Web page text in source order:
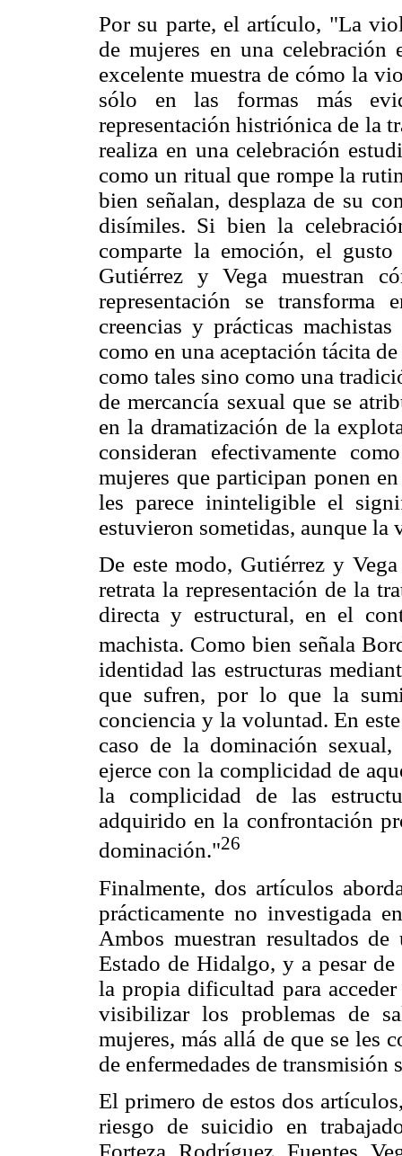
Por su parte, el artículo, "La
de mujeres en una
excelente muestra de cómo la
sólo en las formas más
representación histriónica de la
realiza en una celebración
como un ritual que rompe la
bien señalan, desplaza de su
disímiles. Si bien la
comparte la emoción, el
Gutiérrez y Vega muestran
representación se
creencias y prácticas
como en una aceptación tácita
como tales sino como una
de mercancía sexual que se
en la dramatización de la
consideran efectivamente
mujeres que participan ponen
les parece ininteligible el
estuvieron sometidas, aunque la
De este modo, Gutiérrez y
retrata la representación de la
directa y estructural, en el
machista. Como bien señala
identidad las estructuras
que sufren, por lo que la
conciencia y la voluntad. En
caso de la dominación
ejerce con la complicidad de
la complicidad de las
adquirido en la confrontación
dominación."26
Finalmente, dos artículos
prácticamente no investigada
Ambos muestran resultados
Estado de Hidalgo, y a pesar
la propia dificultad para acceder
visibilizar los problemas de
mujeres, más allá de que se les
de enfermedades de transmisión
El primero de estos dos
riesgo de suicidio en
Forteza, Rodríguez, Fuentes,